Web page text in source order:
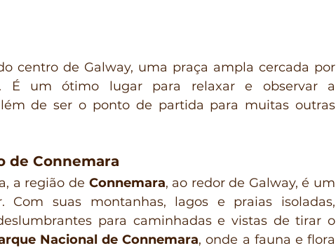
centro de Galway, uma praça ampla cercada por
É um ótimo lugar para relaxar e observar a
de ser o ponto de partida para muitas outras
de Connemara
a região de Connemara, ao redor de Galway, é um
Com suas montanhas, lagos e praias isoladas,
para caminhadas e vistas de tirar o
Nacional de Connemara, onde a fauna e flora